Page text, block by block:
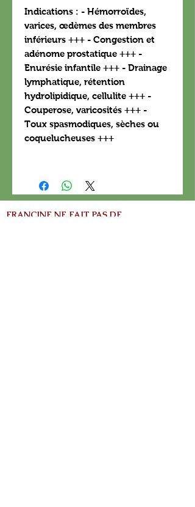
Indications : - Hémorroïdes,
varices, œdèmes des membres
inférieurs +++ - Congestion et
adénome prostatique +++ -
Enurésie infantile +++ - Drainage
lymphatique, rétention
hydrolipidique, cellulite +++ -
Couperose, varicosités +++ -
Toux spasmodiques, sèches ou
coquelucheuses +++
FRANCINE NE FAIT PAS DE